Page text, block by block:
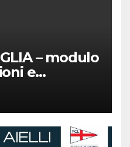
– modulo
e